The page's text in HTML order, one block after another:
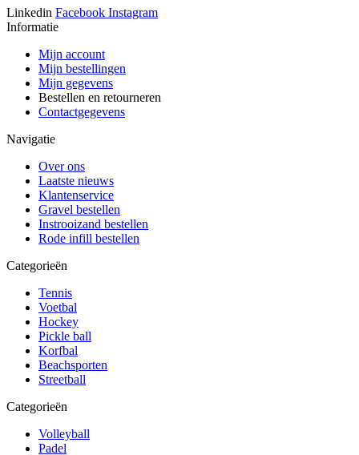
Linkedin Facebook Instagram
Informatie
Mijn account
Mijn bestellingen
Mijn gegevens
Bestellen en retourneren
Contactgegevens
Navigatie
Over ons
Laatste nieuws
Klantenservice
Gravel bestellen
Instrooizand bestellen
Rode infill bestellen
Categorieën
Tennis
Voetbal
Hockey
Pickle ball
Korfbal
Beachsporten
Streetball
Categorieën
Volleyball
Padel